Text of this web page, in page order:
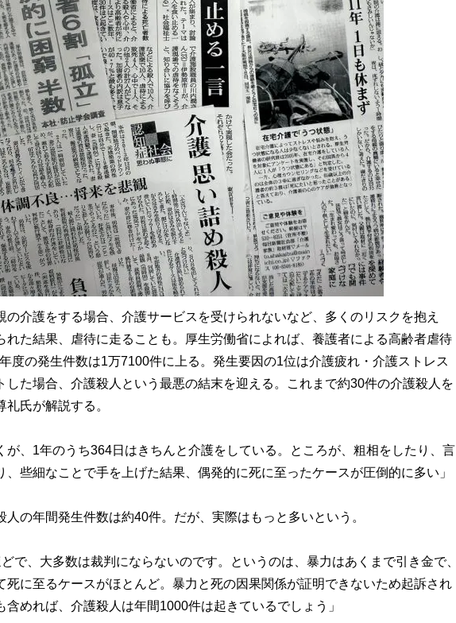
の介護をする場合、介護サービスを受けられないなど、多くのリスクを抱え
れた結果、虐待に走ることも。厚生労働省によれば、養護者による高齢者虐待
度の発生件数は1万7100件に上る。発生要因の1位は介護疲れ・介護ストレス
した場合、介護殺人という最悪の結末を迎える。これまで約30件の介護殺人を
氏が解説する。
が、1年のうち364日はきちんと介護をしている。ところが、粗相をしたり、言
、些細なことで手を上げた結果、偶発的に死に至ったケースが圧倒的に多い」
の年間発生件数は約40件。だが、実際はもっと多いという。
で、大多数は裁判にならないのです。というのは、暴力はあくまで引き金で、
死に至るケースがほとんど。暴力と死の因果関係が証明できないため起訴され
含めれば、介護殺人は年間1000件は起きているでしょう」